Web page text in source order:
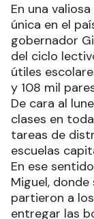
En una
única en el
gobernador
del ciclo
útiles
y 108 mil
De cara al
clases en
tareas de
escuelas
En ese
Miguel,
partieron a
entregar las